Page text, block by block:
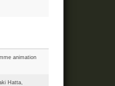
animation
Hatta,